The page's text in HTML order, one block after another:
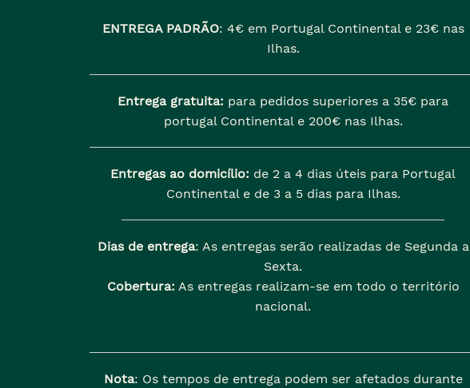
ENTREGA PADRÃO: 4€ em Portugal Continental e 23€ nas
Ilhas.
Entrega gratuita: para pedidos superiores a 35€ para
portugal Continental e 200€ nas Ilhas.
Entregas ao domicílio: de 2 a 4 dias úteis para Portugal
Continental e de 3 a 5 dias para Ilhas.
Dias de entrega: As entregas serão realizadas de Segunda a
Sexta.
Cobertura: As entregas realizam-se em todo o território
nacional.
Nota: Os tempos de entrega podem ser afetados durante